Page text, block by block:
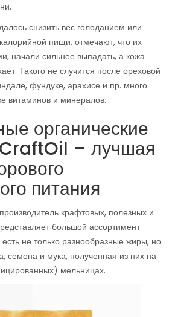
снизить вес голоданием или
пищи, отмечают, что их
начали сильнее выпадать, а кожа
Такого не случится после ореховой
фундуке, арахисе и пр. много
витаминов и минералов.
органические
– лучшая
питания
крафтовых, полезных и
большой ассортимент
есть не только разнообразные жиры, но
семена и мука, полученная из них на
мельницах.